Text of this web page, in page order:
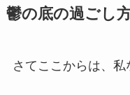
鬱の底の過ごし
さてここからは、